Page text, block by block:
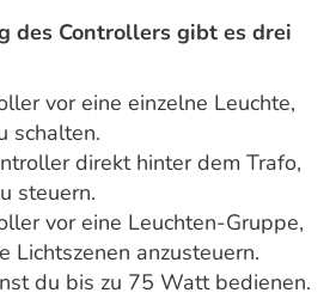
des Controllers gibt es drei
vor eine einzelne Leuchte,
schalten.
direkt hinter dem Trafo,
steuern.
vor eine Leuchten-Gruppe,
Lichtszenen anzusteuern.
du bis zu 75 Watt bedienen.